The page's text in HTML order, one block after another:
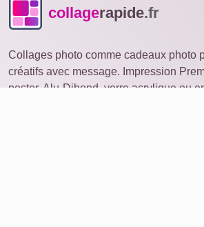
collagerapide.fr
Collages photo comme cadeaux photo
créatifs avec message. Impression
poster, Alu-Dibond, verre acrylique ou